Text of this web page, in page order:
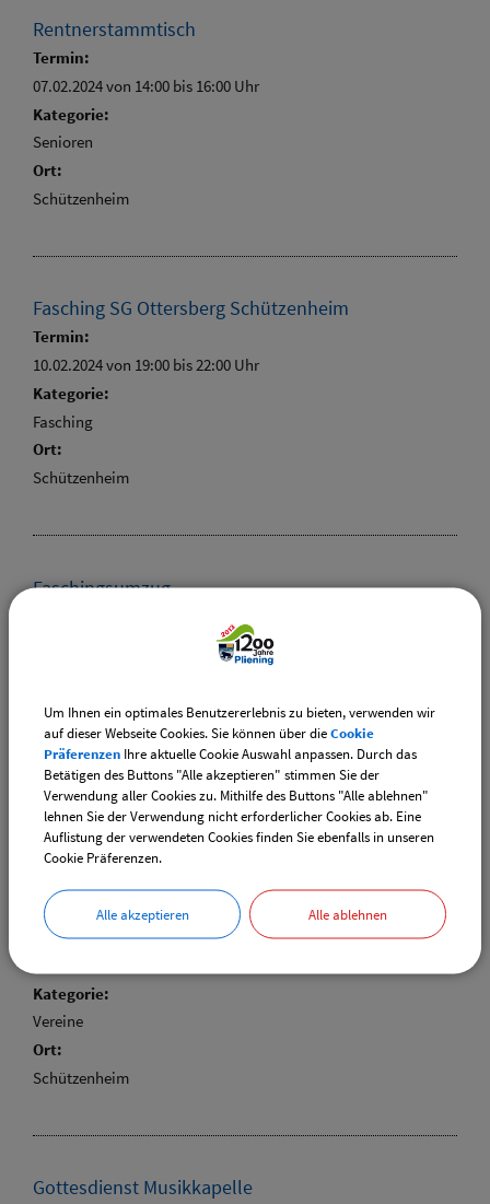
Rentnerstammtisch
Termin:
07.02.2024 von 14:00 bis 16:00 Uhr
Kategorie:
Senioren
Ort:
Schützenheim
Fasching SG Ottersberg Schützenheim
Termin:
10.02.2024 von 19:00 bis 22:00 Uhr
Kategorie:
Fasching
Ort:
Schützenheim
Faschingsumzug
bitte bei Theo Sterzer melden
13.02.2024 von 13:00bis 17:00 Uhr
Kategorie:
Fasching
unter 08121-771537
Termin:
Kategorie:
Vereine
Ort:
Schützenheim
Gottesdienst Musikkapelle
Um Ihnen ein optimales Benutzererlebnis zu bieten, verwenden wir
auf dieser Webseite Cookies. Sie können über dieCookie
Präferenzen Ihre aktuelle Cookie Auswahl anpassen. Durch das
Betätigen des Buttons "Alle akzeptieren" stimmen Sie der
Verwendung aller Cookies zu. Mithilfe des Buttons "Alle ablehnen"
lehnen Sie der Verwendung nicht erforderlicher Cookies ab. Eine
Auflistung der verwendeten Cookies finden Sie ebenfalls in unseren
Cookie Präferenzen.
Alle akzeptieren Alle ablehnen